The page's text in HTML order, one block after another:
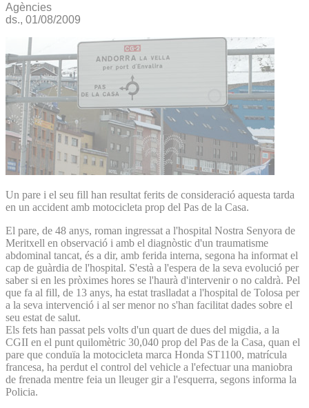
Agències
ds., 01/08/2009
Un pare i el seu fill han resultat ferits de consideració aquesta tarda
en un accident amb motocicleta prop del Pas de la Casa.
El pare, de 48 anys, roman ingressat a l'hospital Nostra Senyora de
Meritxell en observació i amb el diagnòstic d'un traumatisme
abdominal tancat, és a dir, amb ferida interna, segona ha informat el
cap de guàrdia de l'hospital. S'està a l'espera de la seva evolució per
saber si en les pròximes hores se l'haurà d'intervenir o no caldrà. Pel
que fa al fill, de 13 anys, ha estat traslladat a l'hospital de Tolosa per
a la seva intervenció i al ser menor no s'han facilitat dades sobre el
seu estat de salut.
Els fets han passat pels volts d'un quart de dues del migdia, a la
CGII en el punt quilomètric 30,040 prop del Pas de la Casa, quan el
pare que conduïa la motocicleta marca Honda ST1100, matrícula
francesa, ha perdut el control del vehicle a l'efectuar una maniobra
de frenada mentre feia un lleuger gir a l'esquerra, segons informa la
Policia.